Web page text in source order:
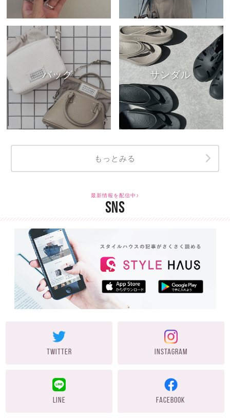
バッグ サンダル
もっとみる
最新情報を配信中♪
SNS
TWITTER INSTAGRAM
LINE FACEBOOK